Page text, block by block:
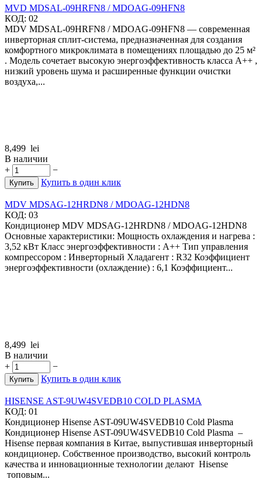
MVD MDSAL-09HRFN8 / MDOAG-09HFN8
КОД: 02
MDV MDSAL-09HRFN8 / MDOAG-09HFN8 — современная
инверторная сплит-система, предназначенная для создания
комфортного микроклимата в помещениях площадью до 25 м²
. Модель сочетает высокую энергоэффективность класса A++ ,
низкий уровень шума и расширенные функции очистки
воздуха,...
8,499 lei
В наличии
+
−
Купить Купить в один клик
MDV MDSAG-12HRDN8 / MDOAG-12HDN8
КОД: 03
Кондиционер MDV MDSAG-12HRDN8 / MDOAG-12HDN8
Основные характеристики: Мощность охлаждения и нагрева :
3,52 кВт Класс энергоэффективности : A++ Тип управления
компрессором : Инверторный Хладагент : R32 Коэффициент
энергоэффективности (охлаждение) : 6,1 Коэффициент...
8,499 lei
В наличии
+
−
Купить Купить в один клик
HISENSE AST-9UW4SVEDB10 COLD PLASMA
КОД: 01
Кондиционер Hisense AST-09UW4SVEDB10 Cold Plasma
Кондиционер Hisense AST-09UW4SVEDB10 Cold Plasma –
Hisense первая компания в Китае, выпустившая инверторный
кондиционер. Собственное производство, высокий контроль
качества и инновационные технологии делают Hisense
топовым...